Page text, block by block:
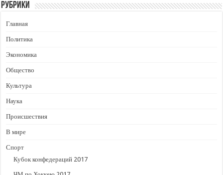
Рубрики
Главная
Политика
Экономика
Общество
Культура
Наука
Происшествия
В мире
Спорт
Кубок конфедераций 2017